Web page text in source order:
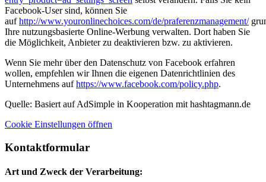
Facebook-User sind, können Sie
aufhttp://www.youronlinechoices.com/de/praferenzmanagement/
Ihre nutzungsbasierte Online-Werbung verwalten. Dort haben Sie
die Möglichkeit, Anbieter zu deaktivieren bzw. zu aktivieren.
Wenn Sie mehr über den Datenschutz von Facebook erfahren
wollen, empfehlen wir Ihnen die eigenen Datenrichtlinien des
Unternehmens aufhttps://www.facebook.com/policy.php.
Quelle: Basiert auf AdSimple in Kooperation mit hashtagmann.de
Cookie Einstellungen öffnen
Kontaktformular
Art und Zweck der Verarbeitung: